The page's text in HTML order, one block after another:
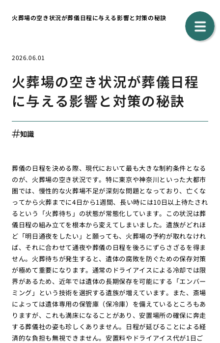
火葬場の空き状況が葬儀日程に与える影響と対策の秘訣
2026.06.01
火葬場の空き状況が葬儀日程
に与える影響と対策の秘訣
知識
葬儀の日程を決める際、現代において最も大きな制約条件となる
のが、火葬場の空き状況です。特に東京や神奈川といった大都市
圏では、慢性的な火葬場不足が深刻な問題となっており、亡くな
ってから火葬までに4日から1週間、長い時には10日以上待たされ
るという「火葬待ち」の状態が常態化しています。この状況は葬
儀日程の組み立てを根本から変えてしまいました。遺族がどれほ
ど「明日通夜をしたい」と願っても、火葬場の予約が取れなけれ
ば、それに合わせて通夜や葬儀の日程を後ろにずらさざるを得ま
せん。火葬待ちが発生すると、遺体の腐敗を防ぐための保存対策
が極めて重要になります。通常のドライアイスによる冷却では限
界があるため、近年では遺体の長期保存を可能にする「エンバー
ミング」という技術を選択する遺族が増えています。また、斎場
によっては遺体専用の保管庫（保冷庫）を備えているところもあ
りますが、これも満床になることがあり、安置場所の確保に奔走
する葬儀社の姿も珍しくありません。日程が延びることによる経
済的な負担も無視できません。安置料やドライアイス代が1日ご